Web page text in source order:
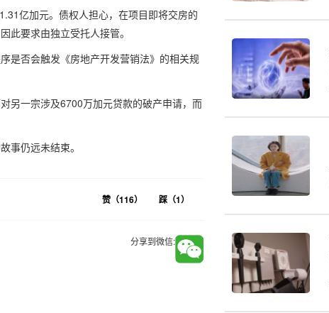
亿加元。债权人担心，在项目即将交房的
此要求由独立受托人接管。
是否会触发《房地产开发营销法》的相关规
另一宗涉及6700万加元贷款的破产申请，而
事仍远未结束。
赞（116） 踩（1）
分享到微信: